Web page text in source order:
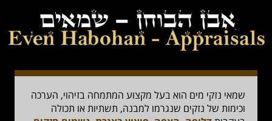
שמאי נזקי מים הוא בעל מקצוע המתמחה בזיהוי, הערכה
וכימות של נזקים שנגרמו למבנה, תשתיות או תכולה